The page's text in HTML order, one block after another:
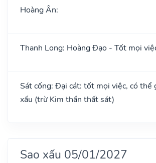
Hoàng Ân:
Thanh Long: Hoàng Đạo - Tốt mọi
Sát cống: Đại cát: tốt mọi việc, có thể
xấu (trừ Kim thần thất sát)
Sao xấu 05/01/2027